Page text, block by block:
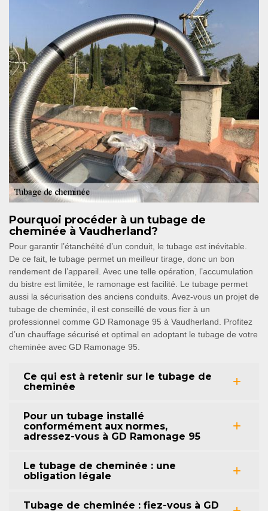
Pourquoi procéder à un tubage de
cheminée à Vaudherland?
Pour garantir l’étanchéité d’un conduit, le tubage est inévitable.
De ce fait, le tubage permet un meilleur tirage, donc un bon
rendement de l’appareil. Avec une telle opération, l’accumulation
du bistre est limitée, le ramonage est facilité. Le tubage permet
aussi la sécurisation des anciens conduits. Avez-vous un projet de
tubage de cheminée, il est conseillé de vous fier à un
professionnel comme GD Ramonage 95 à Vaudherland. Profitez
d’un chauffage sécurisé et optimal en adoptant le tubage de votre
cheminée avec GD Ramonage 95.
Ce qui est à retenir sur le tubage de
cheminée
Pour un tubage installé
conformément aux normes,
adressez-vous à GD Ramonage 95
Le tubage de cheminée : une
obligation légale
Tubage de cheminée : fiez-vous à GD